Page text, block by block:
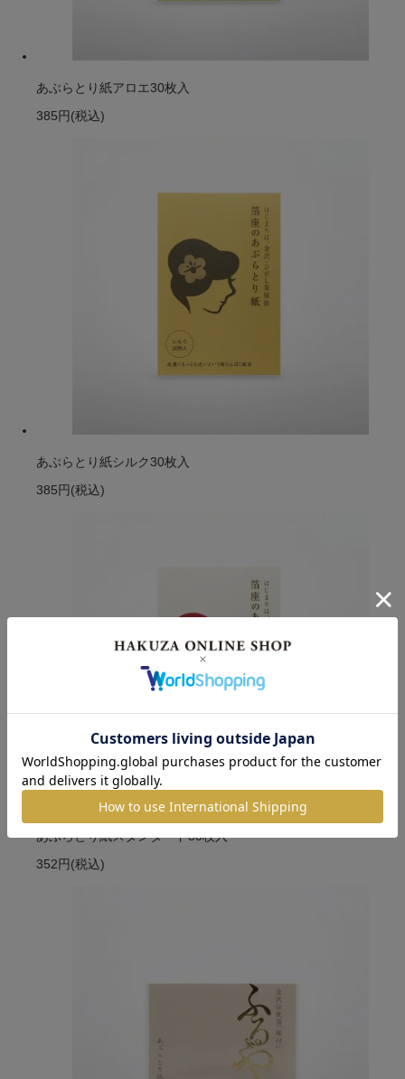
あぶらとり紙アロエ30枚入
385円 (税込)
あぶらとり紙シルク30枚入
385円 (税込)
あぶらとり紙スタンダード30枚入
352円 (税込)